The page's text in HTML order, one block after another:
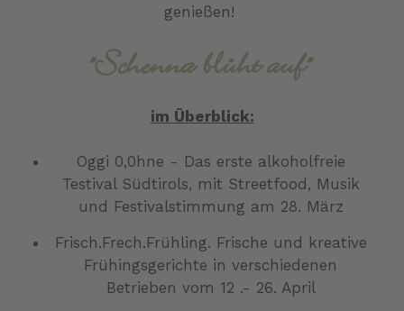
genießen!
"Schenna blüht auf"
im Überblick:
Oggi 0,0hne - Das erste alkoholfreie
Testival Südtirols, mit Streetfood, Musik
und Festivalstimmung am 28. März
Frisch.Frech.Frühling. Frische und kreative
Frühingsgerichte in verschiedenen
Betrieben vom 12 .- 26. April